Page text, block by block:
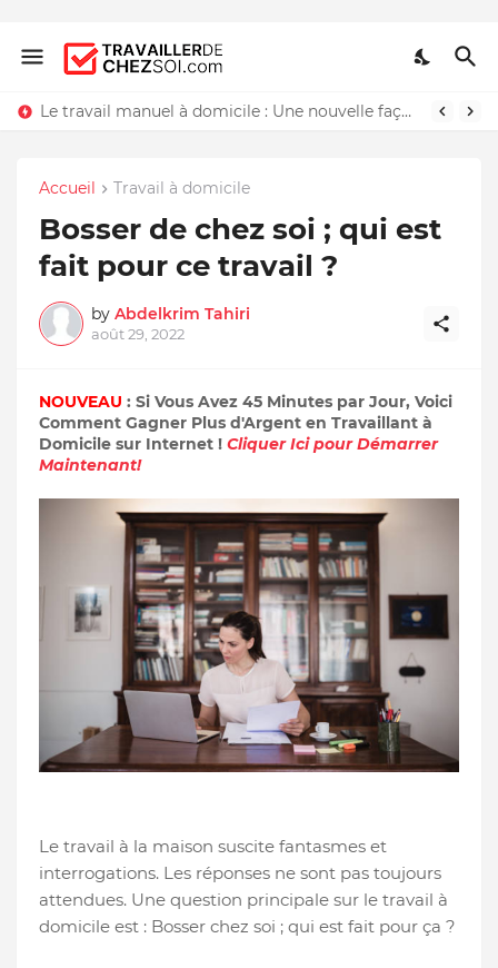
Le travail manuel à domicile : Une nouvelle façon de travailler chez soi
Accueil Travail à domicile
Bosser de chez soi ; qui est
fait pour ce travail ?
by Abdelkrim Tahiri
août 29, 2022
NOUVEAU : Si Vous Avez 45 Minutes par Jour, Voici
Comment Gagner Plus d'Argent en Travaillant à
Domicile sur Internet ! Cliquer Ici pour Démarrer
Maintenant!
Le travail à la maison suscite fantasmes et
interrogations. Les réponses ne sont pas toujours
attendues. Une question principale sur le travail à
domicile est : Bosser chez soi ; qui est fait pour ça ?